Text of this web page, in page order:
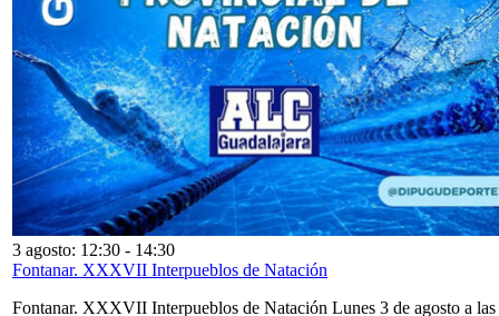
3 agosto: 12:30 - 14:30
Fontanar. XXXVII Interpueblos de Natación
Fontanar. XXXVII Interpueblos de Natación Lunes 3 de agosto a las